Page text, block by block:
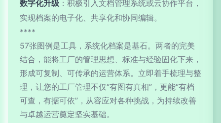
数字化升级 ：积极引入文档管理系统或云协作平台，
实现档案的电子化、共享化和协同编辑。
****
57张图例是工具，系统化档案是基石。两者的完美
结合，能将工厂的管理思想、标准与经验固化下来，
形成可复制、可传承的运营体系。立即着手梳理与整
理，让您的工厂管理不仅“有图有真相”，更能“有档
可查，有据可依”，从容应对各种挑战，为持续改善
与卓越运营奠定坚实基础。